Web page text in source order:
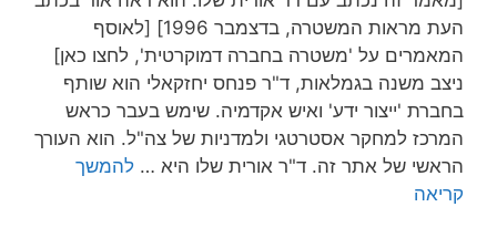
העת מראות המשטרה, בדצמבר 1996] [לאוסף
המאמרים על 'משטרה בחברה דמוקרטית', לחצו כאן]
ניצב משנה בגמלאות, ד"ר פנחס יחזקאלי הוא שותף
בחברת 'ייצור ידע' ואיש אקדמיה. שימש בעבר כראש
המרכז למחקר אסטרטגי ולמדניות של צה"ל. הוא העורך
הראשי של אתר זה. ד"ר אורית שלו היא … להמשך
קריאה